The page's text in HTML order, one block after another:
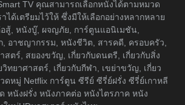
TV คุณสามารถเลือกหนังได้ตามหมวด
ได้เตรียมไว้ให้ ซึ่งมีให้เลือกอย่างหลากหลาย
สู้, หนังบู๊, ผจญภัย, การ์ตูนแอนิเมชัน,
, อาชญากรรม, หนังชีวิต, สารคดี, ครอบครัว,
ตร์, สยองขวัญ, เกี่ยวกับดนตรี, เกี่ยวกับสิ่ง
ทยาศาสตร์, เกี่ยวกับกีฬา, เขย่าขวัญ, เกี่ยว
ดหมู่ Netflix การ์ตูน ซีรีย์ ซีรี่ย์ฝรั่ง ซีรี่ย์เกาหลี
หนังฝรั่ง หนังภาคต่อ หนังไตรภาค หนัง